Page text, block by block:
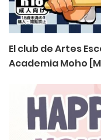
El club de Artes
Academia Moho